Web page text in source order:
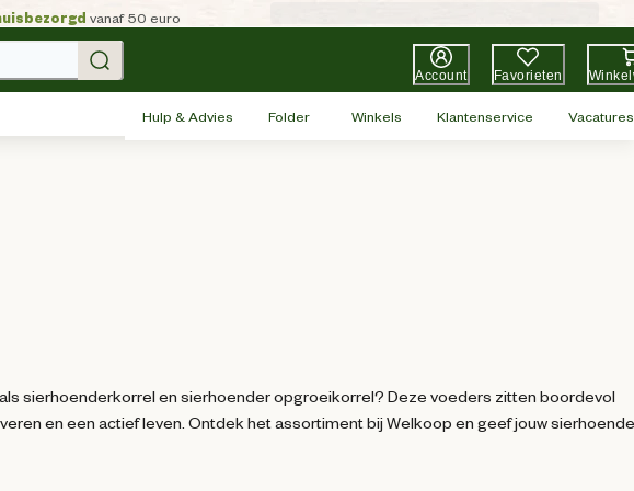
vanaf 50 euro
Account Favorieten
Hulp & Advies Folder Winkels Klantenservice Vacatures
sierhoenderkorrel en sierhoender opgroeikorrel? Deze voeders zitten boordevol
en een actief leven. Ontdek het assortiment bij Welkoop en geef jouw